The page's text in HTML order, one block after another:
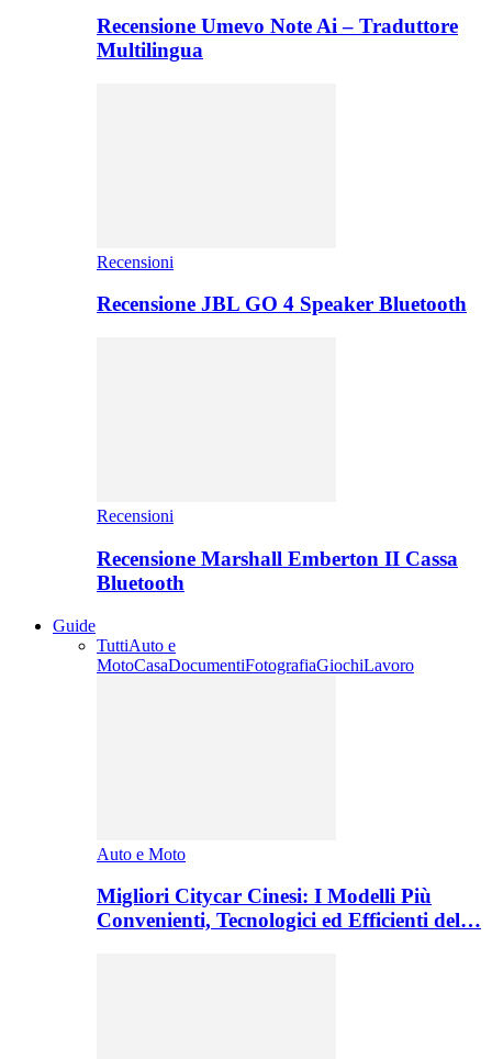
Recensione Umevo Note Ai – Traduttore
Multilingua
Recensioni
Recensione JBL GO 4 Speaker Bluetooth
Recensioni
Recensione Marshall Emberton II Cassa
Bluetooth
Guide
TuttiAuto e
MotoCasaDocumentiFotografiaGiochiLavoro
Auto e Moto
Migliori Citycar Cinesi: I Modelli Più
Convenienti, Tecnologici ed Efficienti del…